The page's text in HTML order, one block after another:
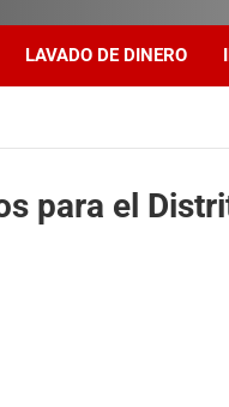
LAVADO DE DINERO
para el